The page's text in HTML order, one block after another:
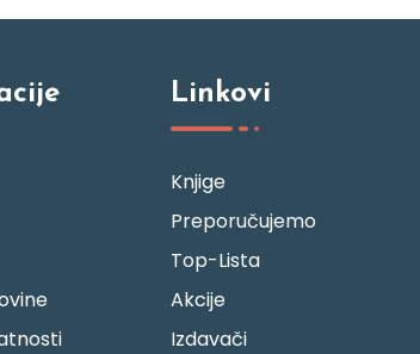
Linkovi
Knjige
Preporučujemo
Top-Lista
Akcije
Izdavači